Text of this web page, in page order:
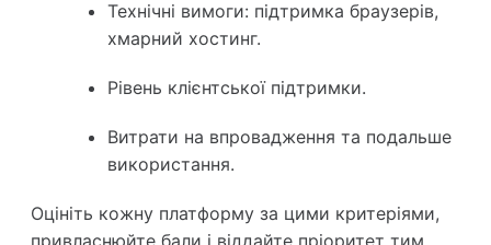
Технічні вимоги: підтримка браузерів,
хмарний хостинг.
Рівень клієнтської підтримки.
Витрати на впровадження та подальше
використання.
Оцініть кожну платформу за цими критеріями,
привласнюйте бали і віддайте пріоритет тим